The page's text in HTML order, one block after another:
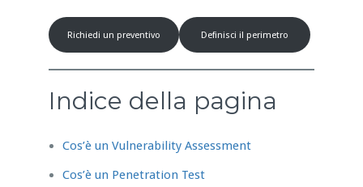
Richiedi un preventivo Definisci il perimetro
Indice della pagina
Cos’è un Vulnerability Assessment
Cos’è un Penetration Test